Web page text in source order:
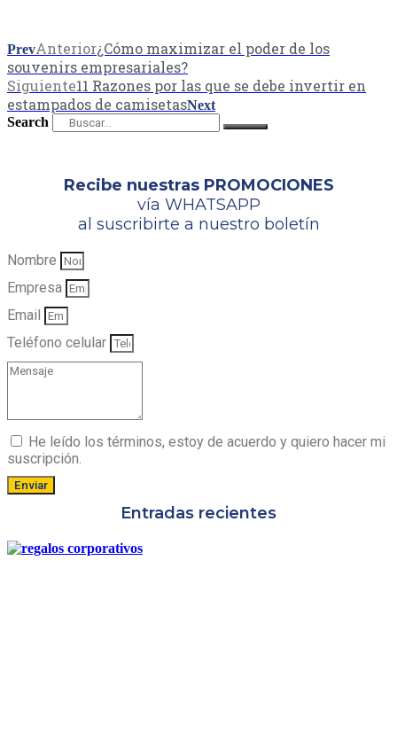
PrevAnterior¿Cómo maximizar el poder de los
souvenirs empresariales?
Siguiente11 Razones por las que se debe invertir en
estampados de camisetasNext
Search
Recibe nuestras PROMOCIONES
vía WHATSAPP
al suscribirte a nuestro boletín
Nombre
Empresa
Email
Teléfono celular
He leído los términos, estoy de acuerdo y quiero hacer mi
suscripción.
Enviar
Entradas recientes